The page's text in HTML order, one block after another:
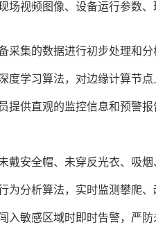
场视频图像、设备运行参数
采集的数据进行初步处理和
度学习算法，对边缘计算节
提供直观的监控信息和预警
戴安全帽、未穿反光衣、吸
为分析算法，实时监测攀爬
入敏感区域时即时告警，严防